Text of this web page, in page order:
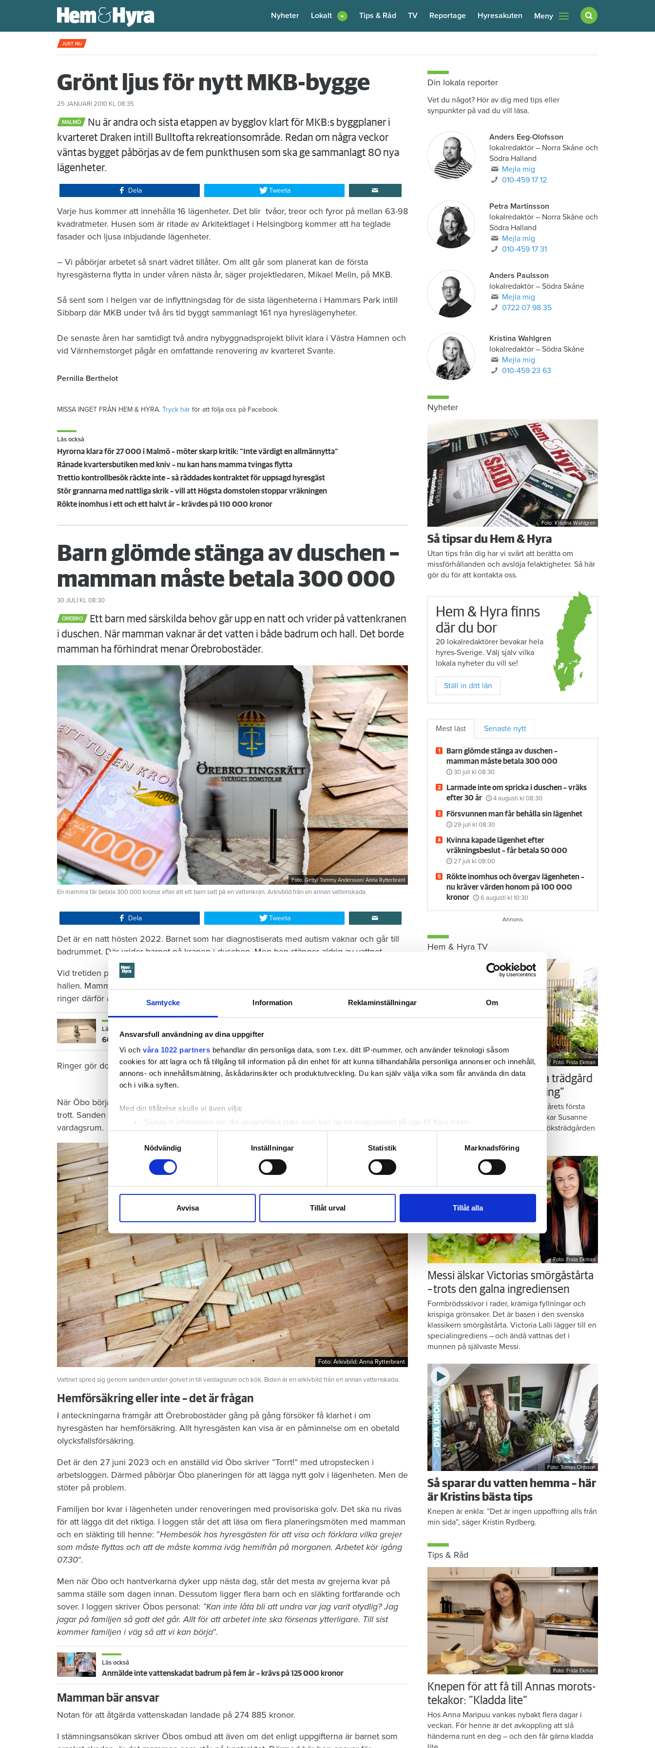
Samtycke Information Reklaminställningar Om
Ansvarsfull användning av dina uppgifter
Vi och våra 1022 partners behandlar din personliga data, som t.ex. ditt IP-nummer, och använder teknologi såsom
cookies för att lagra och få tillgång till information på din enhet för att kunna tillhandahålla personliga annonser och innehåll,
annons- och innehållsmätning, åskådarinsikter och produktutveckling. Du kan själv välja vilka som får använda din data
och i vilka syften.
Med din tillåtelse skulle vi även vilja:
Samla in information om din geografiska plats som kan ha en noggrannhet på upp till flera meter
Identifiera din enhet genom att aktivt skanna den för specifika kännetecken (fingeravtryck)
Ta reda på mer om hur dina personliga uppgifter behandlas och ställ in dina preferenser i
detaljsektionen. Du kan ändra
eller dra tillbaka ditt samtycke när som helst från cookie-förklaringen.
sociala medier och analysera vår trafik. Vi vidarebefordrar även sådana identifierare och annan information från din enhet
till de sociala medier och annons- och analysföretag som vi samarbetar med. Dessa kan i sin tur kombinera informationen
Nödvändig
Inställningar Statistik Marknadsföring
Avvisa Tillåt urval Tillåt alla
Nyheter Lokalt Tips & Råd TV Reportage Hyresakuten Meny
JUST NU
Grönt ljus för nytt MKB-bygge
25 JANUARI 2010 KL 08:35
MALMÖ
Nu är andra och sista etappen av bygglov klart för MKB:s byggplaner i
kvarteret Draken intill Bulltofta rekreationsområde. Redan om några veckor
väntas bygget påbörjas av de fem punkthusen som ska ge sammanlagt 80 nya
lägenheter.
Dela Tweeta
​Varje hus kommer att innehålla 16 lägenheter. Det blir tvåor, treor och fyror på mellan 63-98
kvadratmeter. Husen som är ritade av Arkitektlaget i Helsingborg kommer att ha teglade
fasader och ljusa inbjudande lägenheter.
– Vi påbörjar arbetet så snart vädret tillåter. Om allt går som planerat kan de första
hyresgästerna flytta in under våren nästa år, säger projektledaren, Mikael Melin, på MKB.
Så sent som i helgen var de inflyttningsdag för de sista lägenheterna i Hammars Park intill
Sibbarp där MKB under två års tid byggt sammanlagt 161 nya hyreslägenyheter.
De senaste åren har samtidigt två andra nybyggnadsprojekt blivit klara i Västra Hamnen och
vid Värnhemstorget pågår en omfattande renovering av kvarteret Svante.
Pernilla Berthelot
MISSA INGET FRÅN HEM & HYRA. Tryck här för att följa oss på Facebook.
Läs också
Hyrorna klara för 27 000 i Malmö – möter skarp kritik: ”Inte värdigt en allmännytta”
Rånade kvartersbutiken med kniv – nu kan hans mamma tvingas flytta
Trettio kontrollbesök räckte inte – så räddades kontraktet för uppsagd hyresgäst
Stör grannarna med nattliga skrik – vill att Högsta domstolen stoppar vräkningen
Rökte inomhus i ett och ett halvt år – krävdes på 110 000 kronor
Barn glömde stänga av duschen –
mamman måste betala 300 000
30 JULI KL 08:30
ÖREBRO
Ett barn med särskilda behov går upp en natt och vrider på vattenkranen
i duschen. När mamman vaknar är det vatten i både badrum och hall. Det borde
mamman ha förhindrat menar Örebrobostäder.
Foto: Getty/ Tommy Andersson/ Anna Rytterbrant
En mamma får betala 300 000 kronor efter att ett barn satt på en vattenkran. Arkivbild från en annan vattenskada.
Dela Tweeta
Det är en natt hösten 2022. Barnet som har diagnostiserats med autism vaknar och går till
badrummet. Där vrider barnet på kranen i duschen. Men hen stänger aldrig av vattnet.
Vid tretiden på natten vaknar mamman och då har vattnet spridit sig i badrummet och ut i
hallen. Mamman torkar förtvivlat upp vattnet och tror därmed att saken är ur världen. Hon
ringer därför aldrig till sin hyresvärd Örebrobostäder, Öbo, och berättar om olyckan.
Läs också
600 kronor dyrare att bo efter vattenskada i Varberg
Ringer gör dock grannen nedanför – när det börjar läcka vatten genom taket.
När Öbo börjar undersöka skadan i januari 2023 visar det sig att den är större än man först
trott. Sanden under golvet har sugit upp vattnet så att det spridit sig in i både kök och
vardagsrum.
Foto: Arkivbild: Anna Rytterbrant
Foto: Arkivbild: Anna Rytterbrant
Vattnet spred sig genom sanden under golvet in till vardagsrum och kök. Biden är en arkivbild från en annan vattenskada.
Hemförsäkring eller inte – det är frågan
I anteckningarna framgår att Örebrobostäder gång på gång försöker få klarhet i om
hyresgästen har hemförsäkring. Allt hyresgästen kan visa är en påminnelse om en obetald
olycksfallsförsäkring.
Det är den 27 juni 2023 och en anställd vid Öbo skriver ”Torrt!” med utropstecken i
arbetsloggen. Därmed påbörjar Öbo planeringen för att lägga nytt golv i lägenheten. Men de
stöter på problem.
Familjen bor kvar i lägenheten under renoveringen med provisoriska golv. Det ska nu rivas
för att lägga dit det riktiga. I loggen står det att läsa om flera planeringsmöten med mamman
och en släkting till henne: ”Hembesök hos hyresgästen för att visa och förklara vilka grejer
som måste flyttas och att de måste komma iväg hemifrån på morgonen. Arbetet kör igång
07.30”.
Men när Öbo och hantverkarna dyker upp nästa dag, står det mesta av grejerna kvar på
samma ställe som dagen innan. Dessutom ligger flera barn och en släkting fortfarande och
sover. I loggen skriver Öbos personal: ”Kan inte låta bli att undra var jag varit otydlig? Jag
jagar på familjen så gott det går. Allt för att arbetet inte ska försenas ytterligare. Till sist
kommer familjen i väg så att vi kan börja”.
Läs också
Anmälde inte vattenskadat badrum på fem år – krävs på 125 000 kronor
Mamman bär ansvar
Notan för att åtgärda vattenskadan landade på 274 885 kronor.
I stämningsansökan skriver Öbos ombud att även om det enligt uppgifterna är barnet som
Din lokala reporter
Vet du något? Hör av dig med tips eller
synpunkter på vad du vill läsa.
Anders Eeg-Olofsson
lokalredaktör– Norra Skåne och
Södra Halland
Mejla mig
010-459 17 12
Petra Martinsson
lokalredaktör– Norra Skåne och
Södra Halland
Mejla mig
010-459 17 31
Anders Paulsson
lokalredaktör– Södra Skåne
Mejla mig
0722 07 98 35
Kristina Wahlgren
lokalredaktör– Södra Skåne
Mejla mig
010-459 23 63
Nyheter
Foto: Kristina Wahlgren
Så tipsar du Hem & Hyra
Utan tips från dig har vi svårt att berätta om
missförhållanden och avslöja felaktigheter. Så här
gör du för att kontakta oss.
Hem & Hyra finns
där du bor
20 lokalredaktörer bevakar hela
hyres-Sverige. Välj själv vilka
lokala nyheter du vill se!
Ställ in ditt län
Mest läst Senaste nytt
Barn glömde stänga av duschen –
mamman måste betala 300 000
30 juli kl 08:30
Larmade inte om spricka i duschen – vräks
efter 30 år
4 augusti kl 08:30
Försvunnen man får behålla sin lägenhet
29 juli kl 08:30
Kvinna kapade lägenhet efter
vräkningsbeslut – får betala 50 000
27 juli kl 08:00
Rökte inomhus och övergav lägenheten –
nu kräver värden honom på 100 000
kronor
6 augusti kl 10:30
Hem & Hyra TV
Foto: Frida Ekman
Gör som Susanne – ordna trädgård
på balkongen: ”God gärning”
Aromatiska örter, krispig sallad och årets första
gurkor. När midsommar nalkas plockar Susanne
Granlund allsköns grönt i den lilla köksträdgården
Foto: Frida Ekman
Messi älskar Victorias smörgåstårta
– trots den galna ingrediensen
Formbrödsskivor i rader, krämiga fyllningar och
krispiga grönsaker. Det är basen i den svenska
klassikern smörgåstårta. Victoria Lalli lägger till en
specialingrediens – och ändå vattnas det i
munnen på självaste Messi.
Foto: Tomas Ohlsson
Så sparar du vatten hemma – här
är Kristins bästa tips
Knepen är enkla: ”Det är ingen uppoffring alls från
min sida”, säger Kristin Rydberg.
Tips & Råd
Foto: Frida Ekman
Knepen för att få till Annas morots-
tekakor: ”Kladda lite”
Hos Anna Maripuu vankas nybakt flera dagar i
veckan. För henne är det avkoppling att slå
händerna runt en deg – och den får gärna kladda